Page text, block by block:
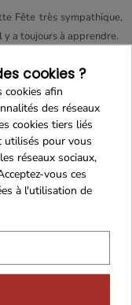
Fête très sympathique,
y a toujours à apprendre.
cookies ?
cookies afin
des réseaux
cookies tiers liés
utilisés pour vous
réseaux sociaux,
vous ces
à l'utilisation de